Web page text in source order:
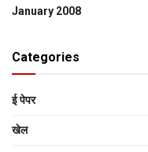
January 2008
Categories
ई पेपर
खेल